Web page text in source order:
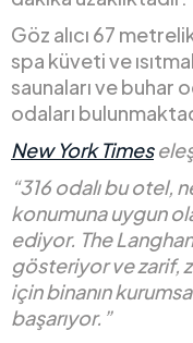
Göz alıcı 67
spa küveti ve
saunaları ve buhar
odaları
New York Times
“316 odalı bu otel,
konumuna uygun
ediyor. The
gösteriyor ve zarif,
için binanın
başarıyor.”